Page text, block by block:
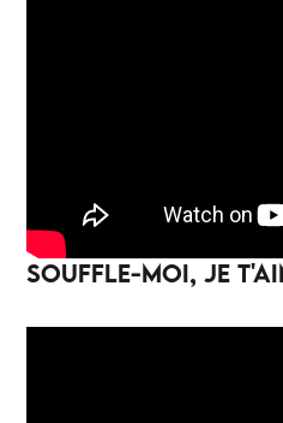
SOUFFLE-MOI, JE